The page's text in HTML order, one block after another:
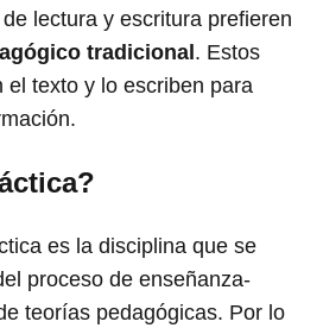
lectura y escritura prefieren
tradicional . Estos
el texto y lo escriben para
es la disciplina que se
proceso de enseñanza-
teorías pedagógicas. Por lo